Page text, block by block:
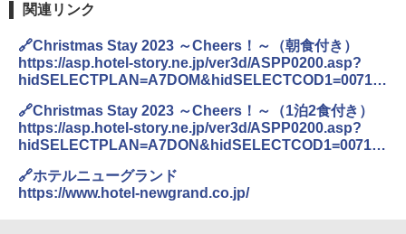
関連リンク
🔗Christmas Stay 2023 ～Cheers！～（朝食付き）
https://asp.hotel-story.ne.jp/ver3d/ASPP0200.asp?
hidSELECTPLAN=A7DOM&hidSELECTCOD1=00710
🔗Christmas Stay 2023 ～Cheers！～（1泊2食付き）
https://asp.hotel-story.ne.jp/ver3d/ASPP0200.asp?
hidSELECTPLAN=A7DON&hidSELECTCOD1=00710
🔗ホテルニューグランド
https://www.hotel-newgrand.co.jp/